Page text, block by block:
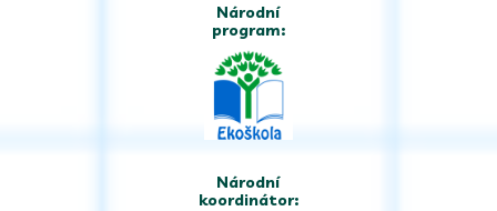
Národní
program:
Národní
koordinátor: